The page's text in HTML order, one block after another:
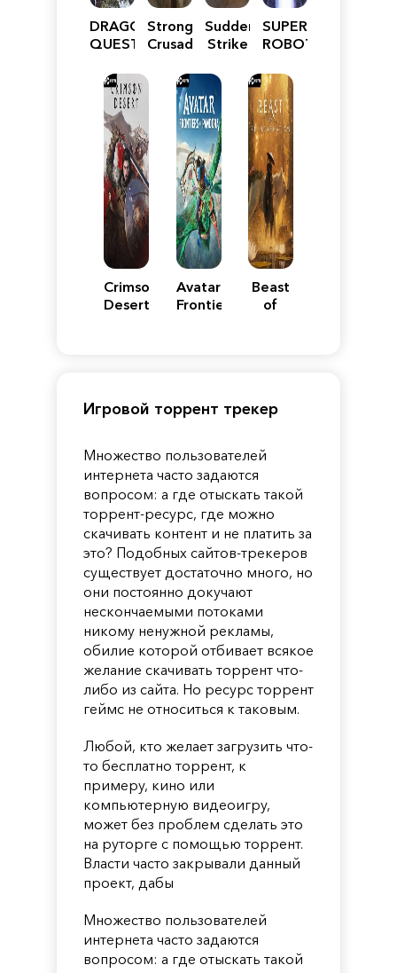
DRAGON
QUEST
Reimagined
Stronghold
Crusader:
Edition
Sudden
Strike
SUPER
ROBOT
Y
Crimson
Desert
Avatar:
Frontiers
Beast
of
Игровой торрент трекер
Множество пользователей
интернета часто задаются
вопросом: а где отыскать такой
торрент-ресурс, где можно
скачивать контент и не платить за
это? Подобных сайтов-трекеров
существует достаточно много, но
они постоянно докучают
нескончаемыми потоками
никому ненужной рекламы,
обилие которой отбивает всякое
желание скачивать торрент что-
либо из сайта. Но ресурс торрент
геймс не относиться к таковым.
Любой, кто желает загрузить что-
то бесплатно торрент, к
примеру, кино или
компьютерную видеоигру,
может без проблем сделать это
на руторге с помощью торрент.
Власти часто закрывали данный
проект, дабы
Множество пользователей
интернета часто задаются
вопросом: а где отыскать такой